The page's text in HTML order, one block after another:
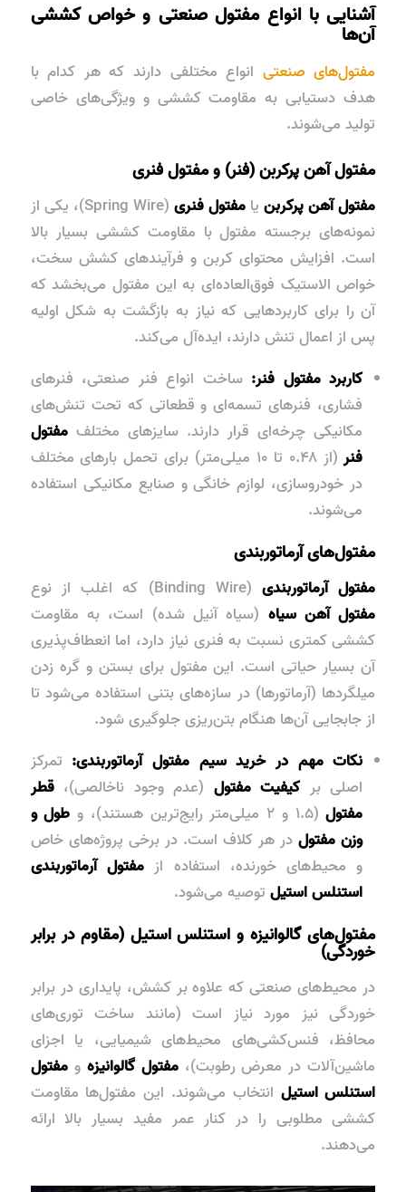
آشنایی با انواع مفتول صنعتی و خواص کششی
آن‌ها
مفتول‌های صنعتی انواع مختلفی دارند که هر کدام با
هدف دستیابی به مقاومت کششی و ویژگی‌های خاصی
تولید می‌شوند.
مفتول آهن پرکربن (فنر) و مفتول فنری
مفتول آهن پرکربنیا مفتول فنری
(Spring Wire)، یکی از
نمونه‌های برجسته مفتول با مقاومت کششی بسیار بالا
است. افزایش محتوای کربن و فرآیندهای کشش سخت،
خواص الاستیک فوق‌العاده‌ای به این مفتول می‌بخشد که
آن را برای کاربردهایی که نیاز به بازگشت به شکل اولیه
پس از اعمال تنش دارند، ایده‌آل می‌کند.
کاربرد مفتول فنر: ساخت انواع فنر صنعتی، فنرهای
فشاری، فنرهای تسمه‌ای و قطعاتی که تحت تنش‌های
مکانیکی چرخه‌ای قرار دارند. سایزهای مختلفمفتول
فنر
(از ۰.۴۸ تا ۱۰ میلی‌متر) برای تحمل بارهای مختلف
در خودروسازی، لوازم خانگی و صنایع مکانیکی استفاده
می‌شوند.
مفتول‌های آرماتوربندی
مفتول آرماتوربندی(Binding Wire) که اغلب از نوع
مفتول آهن سیاه (سیاه آنیل شده) است، به مقاومت
کششی کمتری نسبت به فنری نیاز دارد، اما انعطاف‌پذیری
آن بسیار حیاتی است. این مفتول برای بستن و گره زدن
میلگردها (آرماتورها) در سازه‌های بتنی استفاده می‌شود تا
از جابجایی آن‌ها هنگام بتن‌ریزی جلوگیری شود.
نکات مهم در خرید سیم مفتول آرماتوربندی: تمرکز
اصلی برکیفیت مفتول (عدم وجود ناخالصی)،قطر
مفتول(۱.۵ و ۲ میلی‌متر رایج‌ترین هستند)، و
طول و
وزن مفتولدر هر کلاف است. در برخی پروژه‌های خاص
و محیط‌های خورنده، استفاده ازمفتول آرماتوربندی
استنلس استیلتوصیه می‌شود.
مفتول‌های گالوانیزه و استنلس استیل (مقاوم در برابر
خوردگی)
در محیط‌های صنعتی که علاوه بر کشش، پایداری در برابر
خوردگی نیز مورد نیاز است (مانند ساخت توری‌های
محافظ، فنس‌کشی‌های محیط‌های شیمیایی، یا اجزای
ماشین‌آلات در معرض رطوبت)،مفتول گالوانیزه ومفتول
استنلس استیل انتخاب می‌شوند. این مفتول‌ها مقاومت
کششی مطلوبی را در کنار عمر مفید بسیار بالا ارائه
می‌دهند.